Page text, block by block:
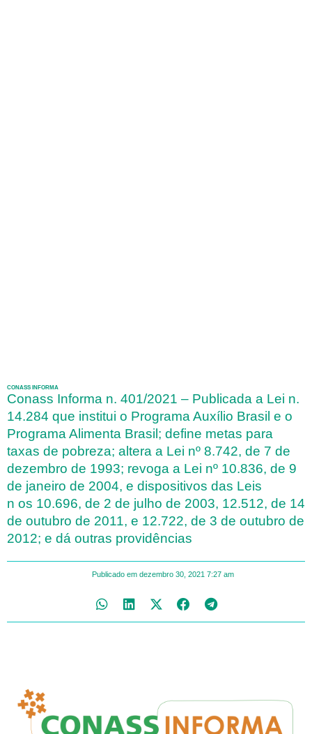
CONASS INFORMA
Conass Informa n. 401/2021 – Publicada a Lei n.
14.284 que institui o Programa Auxílio Brasil e o
Programa Alimenta Brasil; define metas para
taxas de pobreza; altera a Lei nº 8.742, de 7 de
dezembro de 1993; revoga a Lei nº 10.836, de 9
de janeiro de 2004, e dispositivos das Leis
n os 10.696, de 2 de julho de 2003, 12.512, de 14
de outubro de 2011, e 12.722, de 3 de outubro de
2012; e dá outras providências
Publicado em dezembro 30, 2021 7:27 am